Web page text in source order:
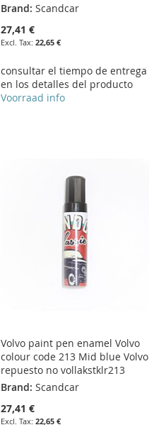
Brand: Scandcar
27,41 €
22,65 €
consultar el tiempo de entrega
en los detalles del producto
Voorraad info
Volvo paint pen enamel Volvo
colour code 213 Mid blue Volvo
repuesto no vollakstklr213
Brand: Scandcar
27,41 €
22,65 €